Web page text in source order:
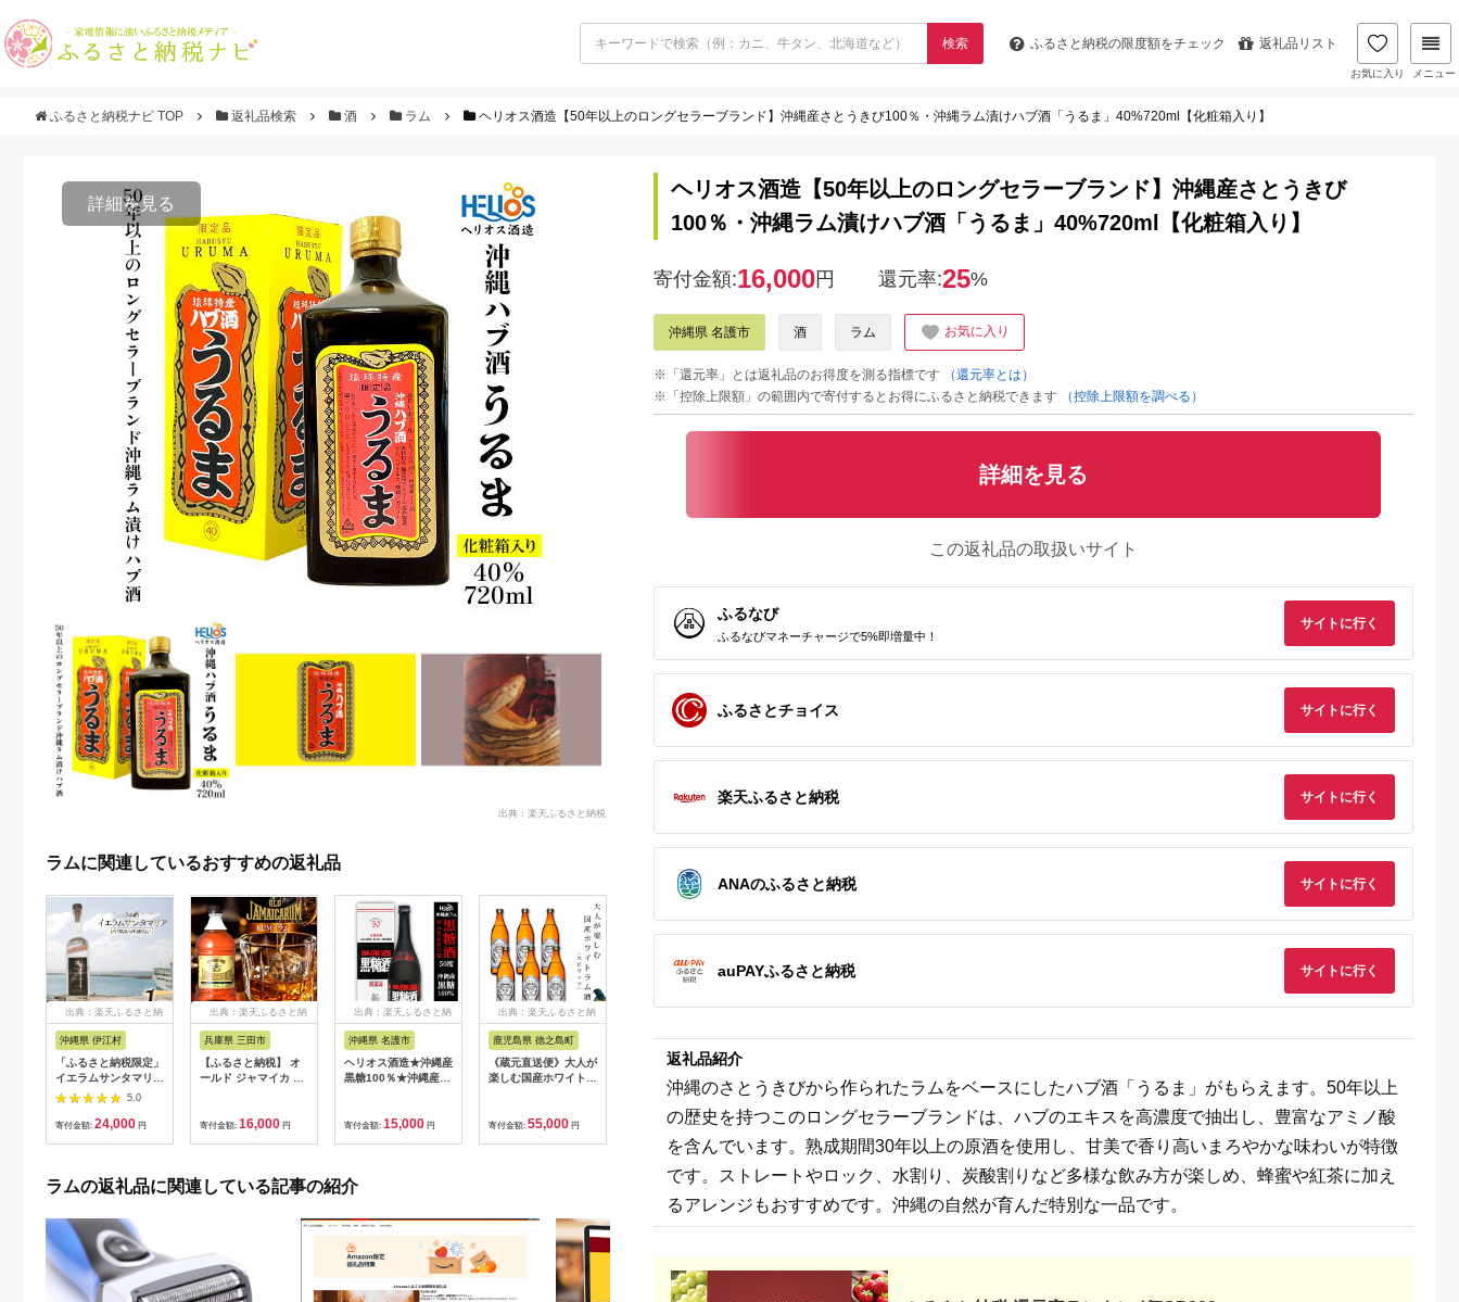
検索 ふるさと納税の限度額をチェック 返礼品リスト
お気に入り メニュー
ふるさと納税ナビ TOP 返礼品検索 酒 ラム ヘリオス酒造【50年以上のロングセラーブランド】沖縄産さとうきび100％・沖縄ラム漬けハブ酒「うるま」40%720ml【化粧箱入り】
詳細を見る
出典：楽天ふるさと納税
ラムに関連しているおすすめの返礼品
出典：楽天ふるさと納
沖縄県 伊江村
「ふるさと納税限定」
イエラムサンタマリア
伊江島蒸留所限定1
5.0
寄付金額: 24,000 円
出典：楽天ふるさと納
兵庫県 三田市
【ふるさと納税】 オ
ールド ジャマイカ ラ
三田市
ツ デザート作り 料理
作り お菓子作り ギフ
寄付金額: 16,000 円
出典：楽天ふるさと納
沖縄県 名護市
ヘリオス酒造★沖縄産
黒糖100％★沖縄産ラ
(DARKRUM）50度
寄付金額: 15,000 円
出典：楽天ふるさと納
鹿児島県 徳之島町
《蔵元直送便》大人が
楽しむ国産ホワイトラ
度（900ml×6本）（
寄付金額: 55,000 円
ラムの返礼品に関連している記事の紹介
ヘリオス酒造【50年以上のロングセラーブランド】沖縄産さとうきび
100％・沖縄ラム漬けハブ酒「うるま」40%720ml【化粧箱入り】
寄付金額:16,000円 還元率:25%
沖縄県 名護市 酒 ラム お気に入り
※「還元率」とは返礼品のお得度を測る指標です
（還元率とは）
※「控除上限額」の範囲内で寄付するとお得にふるさと納税できます
（控除上限額を調べる）
詳細を見る
この返礼品の取扱いサイト
ふるなび
ふるなびマネーチャージで5%即増量中！
サイトに行く
ふるさとチョイス サイトに行く
楽天ふるさと納税 サイトに行く
ANAのふるさと納税 サイトに行く
auPAYふるさと納税 サイトに行く
返礼品紹介
沖縄のさとうきびから作られたラムをベースにしたハブ酒「うるま」がもらえます。50年以上
の歴史を持つこのロングセラーブランドは、ハブのエキスを高濃度で抽出し、豊富なアミノ酸
を含んでいます。熟成期間30年以上の原酒を使用し、甘美で香り高いまろやかな味わいが特徴
です。ストレートやロック、水割り、炭酸割りなど多様な飲み方が楽しめ、蜂蜜や紅茶に加え
るアレンジもおすすめです。沖縄の自然が育んだ特別な一品です。